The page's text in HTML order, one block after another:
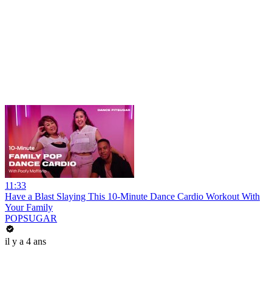
11:33
Have a Blast Slaying This 10-Minute Dance Cardio Workout With
Your Family
POPSUGAR
il y a 4 ans